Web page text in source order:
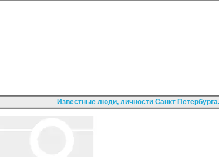
Известные люди, личности Санкт